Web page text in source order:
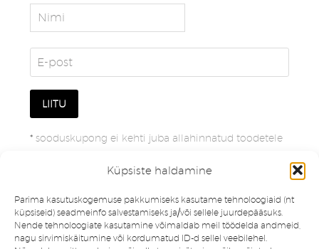
Küpsiste haldamine
Parima kasutuskogemuse pakkumiseks kasutame tehnoloogiaid (nt
küpsiseid) seadmeinfo salvestamiseks ja/või sellele juurdepääsuks.
Nende tehnoloogiate kasutamine võimaldab meil töödelda andmeid,
nagu sirvimiskäitumine või kordumatud ID-d sellel veebilehel.
* sooduskupong ei kehti juba allahinnatud toodetele